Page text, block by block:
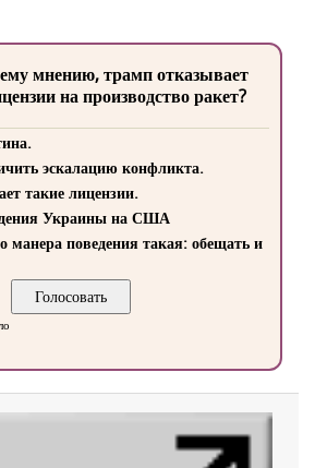
мнению, трамп отказывает
на производство ракет?
эскалацию конфликта.
такие лицензии.
Украины на США
манера поведения такая: обещать и